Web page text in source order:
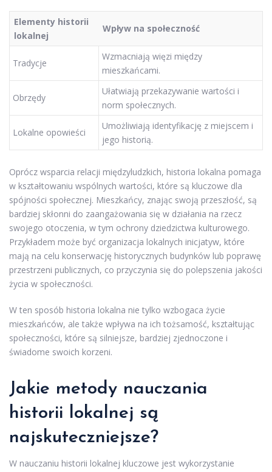
Elementy historii
lokalnej
Wpływ na społeczność
Tradycje
Wzmacniają więzi między
mieszkańcami.
Obrzędy
Ułatwiają przekazywanie wartości i
norm społecznych.
Lokalne opowieści
Umożliwiają identyfikację z miejscem i
jego historią.
Oprócz wsparcia relacji międzyludzkich, historia lokalna pomaga
w kształtowaniu wspólnych wartości, które są kluczowe dla
spójności społecznej. Mieszkańcy, znając swoją przeszłość, są
bardziej skłonni do zaangażowania się w działania na rzecz
swojego otoczenia, w tym ochrony dziedzictwa kulturowego.
Przykładem może być organizacja lokalnych inicjatyw, które
mają na celu konserwację historycznych budynków lub poprawę
przestrzeni publicznych, co przyczynia się do polepszenia jakości
życia w społeczności.
W ten sposób historia lokalna nie tylko wzbogaca życie
mieszkańców, ale także wpływa na ich tożsamość, kształtując
społeczności, które są silniejsze, bardziej zjednoczone i
świadome swoich korzeni.
Jakie metody nauczania
historii lokalnej są
najskuteczniejsze?
W nauczaniu historii lokalnej kluczowe jest wykorzystanie